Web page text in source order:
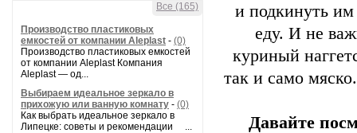
Все (165)
Производство пластиковых
емкостей от компании Aleplast - (0)
Производство пластиковых емкостей
от компании Aleplast Компания
Aleplast — од...
Выбираем идеальное зеркало в
прихожую или ванную комнату - (0)
Как выбрать идеальное зеркало в
Липецке: советы и рекомендации ...
и подкинуть им
еду. И не
куриный
так и само
Давайте